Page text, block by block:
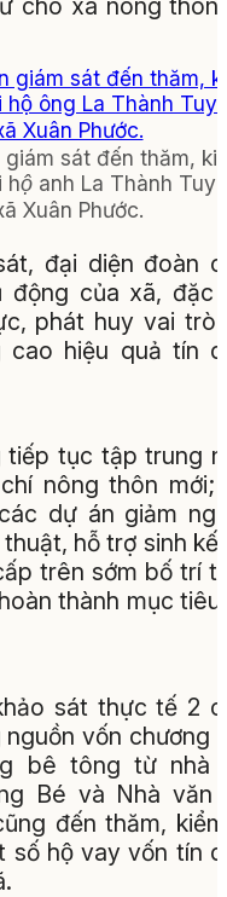
cho xã nông thôn
sát đến thăm,
anh La Thành
Xuân Phước.
đại diện đoàn
của xã, đặc
phát huy vai trò
cao hiệu quả tín
tục tập trung
nông thôn mới;
dự án giảm
hỗ trợ sinh kế
trên sớm bố trí
thành mục tiêu
sát thực tế 2
vốn chương
bê tông từ nhà
Bé và Nhà văn
đến thăm,
số hộ vay vốn tín